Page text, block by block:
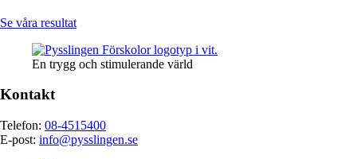
Se våra resultat
En trygg och stimulerande värld
Kontakt
Telefon: 08-4515400
E-post: info@pysslingen.se